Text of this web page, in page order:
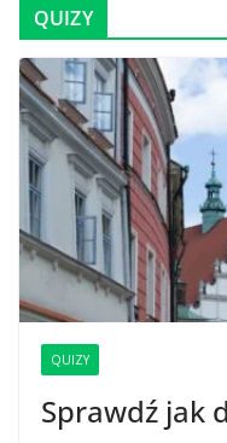
QUIZY
QUIZY
Sprawdź jak